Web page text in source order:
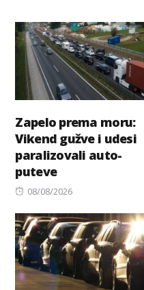
Zapelo prema moru:
Vikend gužve i udesi
paralizovali auto-
puteve
Posted
08/08/2026